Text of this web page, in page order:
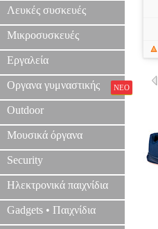
Λευκές συσκευές
Μικροσυσκευές
Εργαλεία
Οργανα γυμναστικής ΝΕΟ
Outdoor
Μουσικά όργανα
Security
Ηλεκτρονικά παιχνίδια
Gadgets • Παιχνίδια